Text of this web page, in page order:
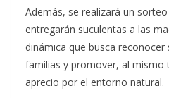
Además, se realizará un
entregarán suculentas a las
dinámica que busca
familias y promover, al mismo
aprecio por el entorno natural.